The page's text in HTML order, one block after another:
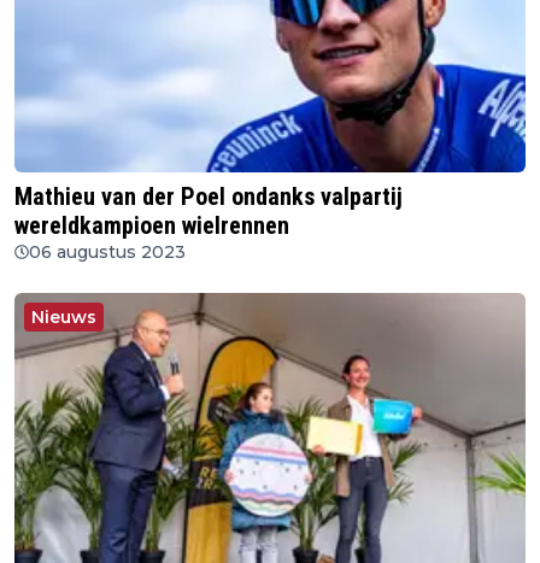
Mathieu van der Poel ondanks valpartij
wereldkampioen wielrennen
06 augustus 2023
Nieuws